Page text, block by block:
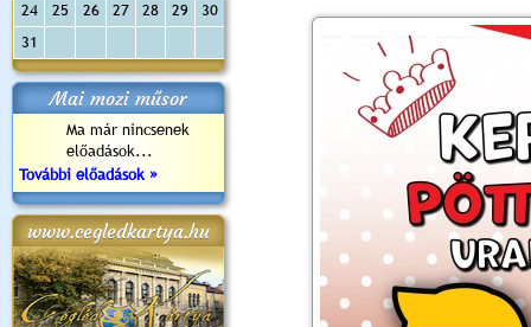
24
25 26 27 28 29
30
31
Mai mozi műsor
Ma már nincsenek
előadások...
További előadások »
www.cegledkartya.hu